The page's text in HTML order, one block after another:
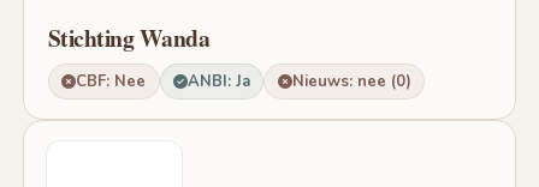
Stichting Wanda
CBF: Nee ANBI: Ja Nieuws: nee (0)